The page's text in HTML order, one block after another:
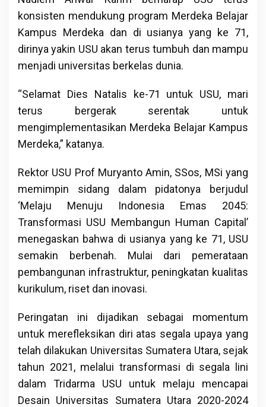
konsisten mendukung program Merdeka Belajar
Kampus Merdeka dan di usianya yang ke 71,
dirinya yakin USU akan terus tumbuh dan mampu
menjadi universitas berkelas dunia.
“Selamat Dies Natalis ke-71 untuk USU, mari
terus bergerak serentak untuk
mengimplementasikan Merdeka Belajar Kampus
Merdeka,” katanya.
Rektor USU Prof Muryanto Amin, SSos, MSi yang
memimpin sidang dalam pidatonya berjudul
‘Melaju Menuju Indonesia Emas 2045:
Transformasi USU Membangun Human Capital’
menegaskan bahwa di usianya yang ke 71, USU
semakin berbenah. Mulai dari pemerataan
pembangunan infrastruktur, peningkatan kualitas
kurikulum, riset dan inovasi.
Peringatan ini dijadikan sebagai momentum
untuk merefleksikan diri atas segala upaya yang
telah dilakukan Universitas Sumatera Utara, sejak
tahun 2021, melalui transformasi di segala lini
dalam Tridarma USU untuk melaju mencapai
Desain Universitas Sumatera Utara 2020-2024